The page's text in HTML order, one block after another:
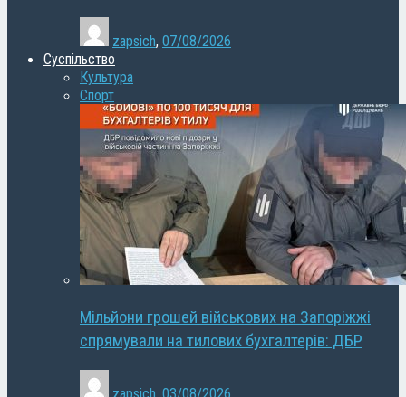
zapsich, 07/08/2026
Суспільство
Культура
Спорт
Мільйони грошей військових на Запоріжжі
спрямували на тилових бухгалтерів: ДБР
zapsich, 03/08/2026